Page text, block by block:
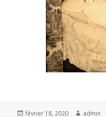
Posted
février 18, 2020 Author
admin